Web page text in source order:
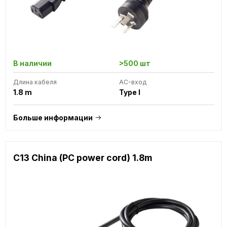
В наличии >500 шт
Длина кабеля
1.8 m
AC-вход
Type I
Больше информации
C13 China (PC power cord) 1.8m